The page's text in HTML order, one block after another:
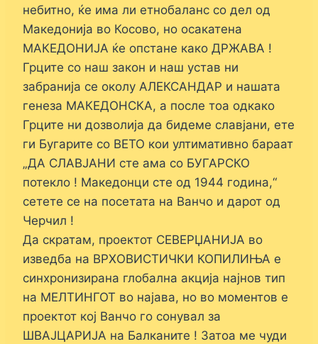
небитно, ќе има ли етнобаланс со дел од
Македонија во Косово, но осакатена
МАКЕДОНИЈА ќе опстане како ДРЖАВА !
Грците со наш закон и наш устав ни
забранија се околу АЛЕКСАНДАР и нашата
генеза МАКЕДОНСКА, а после тоа одкако
Грците ни дозволија да бидеме славјани, ете
ги Бугарите со ВЕТО кои ултимативно бараат
„ДА СЛАВЈАНИ сте ама со БУГАРСКО
потекло ! Македонци сте од 1944 година,“
сетете се на посетата на Ванчо и дарот од
Черчил !
Да скратам, проектот СЕВЕРЏАНИЈА во
изведба на ВРХОВИСТИЧКИ КОПИЛИЊА е
синхронизирана глобална акција најнов тип
на МЕЛТИНГОТ во најава, но во моментов е
проектот кој Ванчо го сонувал за
ШВАЈЦАРИЈА на Балканите ! Затоа ме чуди